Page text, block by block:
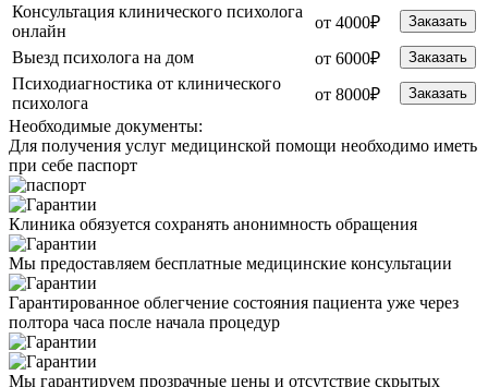
Консультация клинического психолога
онлайн
от 4000₽ Заказать
Выезд психолога на дом от 6000₽ Заказать
Психодиагностика от клинического
психолога
от 8000₽ Заказать
Необходимые документы:
Для получения услуг медицинской помощи необходимо иметь
при себе паспорт
Клиника обязуется сохранять анонимность обращения
Мы предоставляем бесплатные медицинские консультации
Гарантированное облегчение состояния пациента уже через
полтора часа после начала процедур
Мы гарантируем прозрачные цены и отсутствие скрытых